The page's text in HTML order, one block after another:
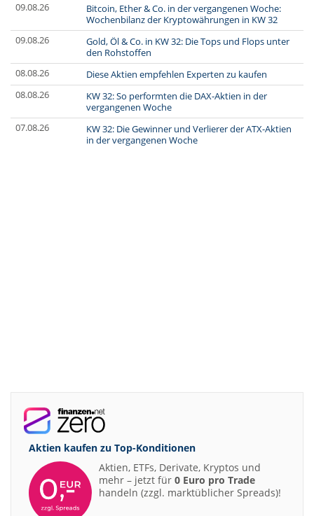
09.08.26
Bitcoin, Ether & Co. in der vergangenen Woche:
Wochenbilanz der Kryptowährungen in KW 32
09.08.26
Gold, Öl & Co. in KW 32: Die Tops und Flops unter
den Rohstoffen
08.08.26
Diese Aktien empfehlen Experten zu kaufen
08.08.26
KW 32: So performten die DAX-Aktien in der
vergangenen Woche
07.08.26
KW 32: Die Gewinner und Verlierer der ATX-Aktien
in der vergangenen Woche
Aktien kaufen zu Top-Konditionen
Aktien, ETFs, Derivate, Kryptos und
mehr – jetzt für 0 Euro pro Trade
handeln (zzgl. marktüblicher Spreads)!